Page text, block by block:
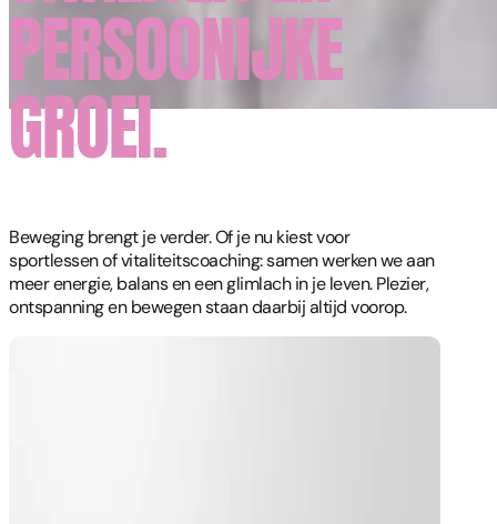
PERSOONIJKE
GROEI.
Beweging brengt je verder. Of je nu kiest voor
sportlessen of vitaliteitscoaching: samen werken we aan
meer energie, balans en een glimlach in je leven. Plezier,
ontspanning en bewegen staan daarbij altijd voorop.